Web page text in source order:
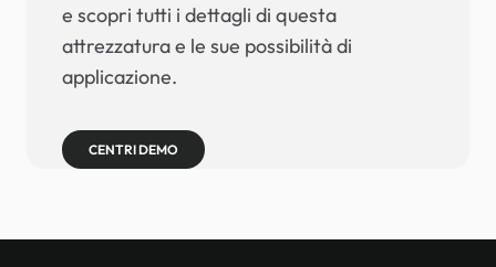
e scopri tutti i dettagli di questa
attrezzatura e le sue possibilità di
applicazione.
CENTRI DEMO